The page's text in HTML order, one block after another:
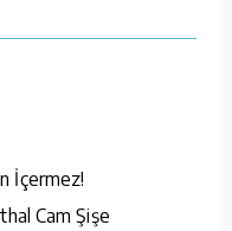
İçermez!
Cam Şişe